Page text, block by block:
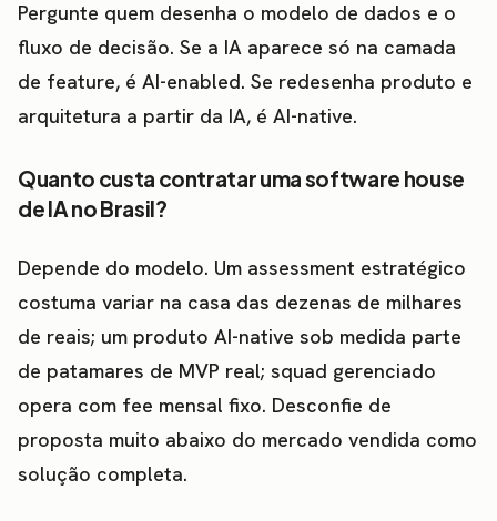
Pergunte quem desenha o modelo de dados e o
fluxo de decisão. Se a IA aparece só na camada
de feature, é AI-enabled. Se redesenha produto e
arquitetura a partir da IA, é AI-native.
Quanto custa contratar uma software house
de IA no Brasil?
Depende do modelo. Um assessment estratégico
costuma variar na casa das dezenas de milhares
de reais; um produto AI-native sob medida parte
de patamares de MVP real; squad gerenciado
opera com fee mensal fixo. Desconfie de
proposta muito abaixo do mercado vendida como
solução completa.